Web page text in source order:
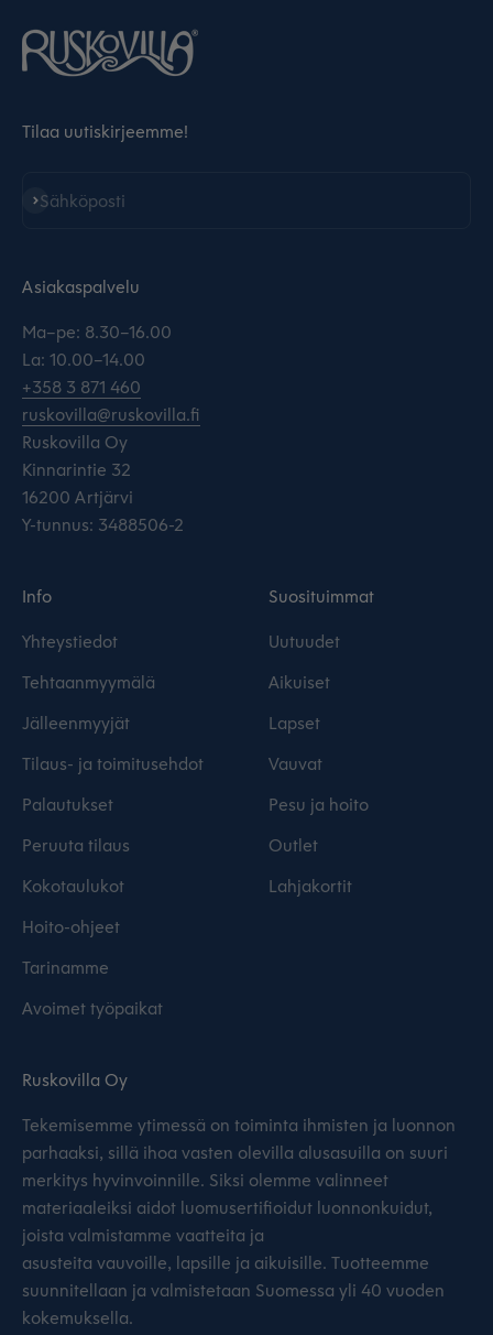
Tilaa uutiskirjeemme!
Sähköposti
Tilaa
Asiakaspalvelu
Ma–pe: 8.30–16.00
La: 10.00–14.00
+358 3 871 460
ruskovilla@ruskovilla.fi
Ruskovilla Oy
Kinnarintie 32
16200 Artjärvi
Y-tunnus: 3488506-2
Info
Yhteystiedot
Tehtaanmyymälä
Jälleenmyyjät
Tilaus- ja toimitusehdot
Palautukset
Peruuta tilaus
Kokotaulukot
Hoito-ohjeet
Tarinamme
Avoimet työpaikat
Suosituimmat
Uutuudet
Aikuiset
Lapset
Vauvat
Pesu ja hoito
Outlet
Lahjakortit
Ruskovilla Oy
Tekemisemme ytimessä on toiminta ihmisten ja luonnon
parhaaksi, sillä ihoa vasten olevilla alusasuilla on suuri
merkitys hyvinvoinnille. Siksi olemme valinneet
materiaaleiksi aidot luomusertifioidut luonnonkuidut,
joista valmistamme vaatteita ja
asusteita vauvoille, lapsille ja aikuisille. Tuotteemme
suunnitellaan ja valmistetaan Suomessa yli 40 vuoden
kokemuksella.